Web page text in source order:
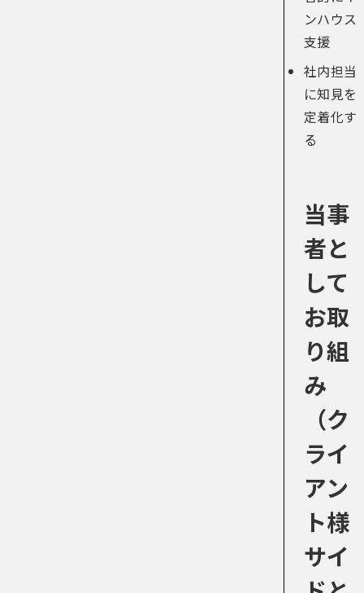
ンハウス
支援
社内担当
に知見を
定着化す
る
当事
者と
して
お取
り組
み
（ク
ライ
アン
ト様
サイ